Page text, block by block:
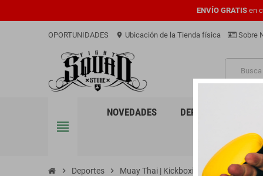
ENVÍO GRATIS en
OPORTUNIDADES location_on Ubicación de la Tienda física Sobre
view_headline
NOVEDADES DEPORTES
chevron_right Deportes chevron_right Muay Thai | Kickboxing Guantes